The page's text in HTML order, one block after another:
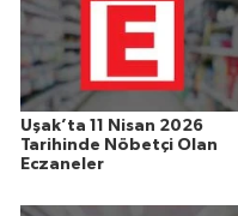
Uşak’ta 11 Nisan 2026
Tarihinde Nöbetçi Olan
Eczaneler